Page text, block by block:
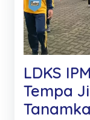
LDKS
Tempa